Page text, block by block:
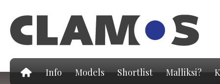
Info Models Shortlist Malliksi?